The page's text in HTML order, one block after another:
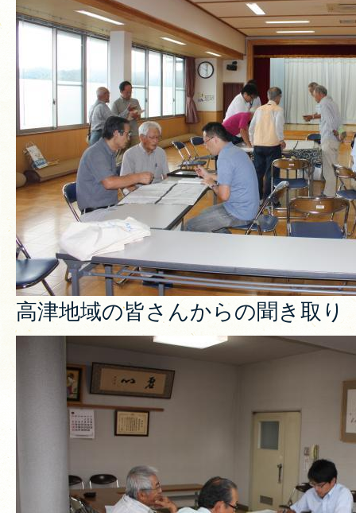
高津地域の皆さんからの聞き取り